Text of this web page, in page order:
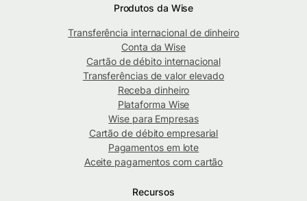
Produtos da Wise
Transferência internacional de dinheiro
Conta da Wise
Cartão de débito internacional
Transferências de valor elevado
Receba dinheiro
Plataforma Wise
Wise para Empresas
Cartão de débito empresarial
Pagamentos em lote
Aceite pagamentos com cartão
Recursos